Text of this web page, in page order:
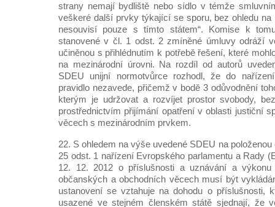
strany nemají bydliště nebo sídlo v témže
veškeré další prvky týkající se sporu, bez ohledu na
nesouvisí pouze s tímto státem“. Komise k
stanovené v čl. 1 odst. 2 zmíněné úmluvy odráží
učiněnou s přihlédnutím k potřebě řešení, které
na mezinárodní úrovni. Na rozdíl od autorů
SDEU unijní normotvůrce rozhodl, že do
pravidlo nezavede, přičemž v bodě 3 odůvodnění
kterým je udržovat a rozvíjet prostor svobody,
prostřednictvím přijímání opatření v oblasti justiční
věcech s mezinárodním prvkem.
22. S ohledem na výše uvedené SDEU na
25 odst. 1 nařízení Evropského parlamentu a Rady
12. 12. 2012 o příslušnosti a uznávání a výkonu
občanských a obchodních věcech musí být
ustanovení se vztahuje na dohodu o příslušnosti,
usazené ve stejném členském státě sjednají, že